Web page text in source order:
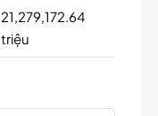
21,279,172.64
triệu